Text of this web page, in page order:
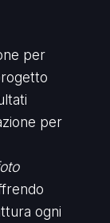
per
per
ogni